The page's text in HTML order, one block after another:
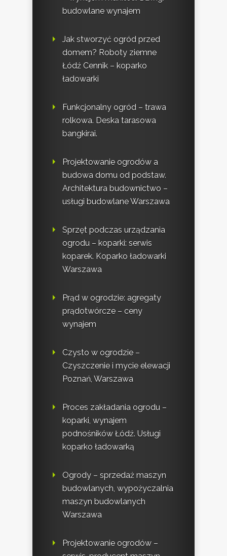
budowlane wynajem
Jak stworzyć ogród przed
domem? Roboty ziemne
Łódź Cennik – koparko
ładowarki
Funkcjonalny ogród – trawa
rolkowa. Deska tarasowa
bangkirai.
Projektowanie ogrodów a
budowa domu od podstaw.
Architektura budownictwo –
usługi budowlane Warszawa
Sprzęt podczas urządzania
ogrodu – koparki: serwis
koparek. Koparko ładowarki
Warszawa
Prąd w ogrodzie: agregaty
prądotwórcze – ceny
wynajem
Czysto w ogrodzie –
Czyszczenie i mycie elewacji
Poznań, Warszawa
Proces zakładania ogrodu –
koparki, wynajem
podnośników Łódź. Usługi
koparko ładowarką
Ogrody – sprzedaż maszyn
budowlanych, wypożyczalnia
maszyn budowlanych
Warszawa
Projektowanie ogrodów –